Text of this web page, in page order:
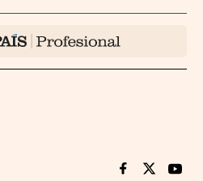
Cinco Días en
Cinco Días
Cinco